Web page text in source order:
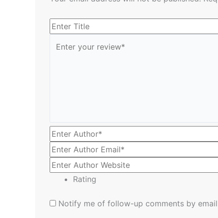
Rating
Notify me of follow-up comments by